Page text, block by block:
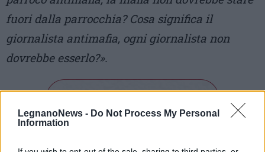
LegnanoNews - Do Not Process My Personal
Information
fuori dalla parrocchia? Cosa significa il
giornalista antimafia, ogni giornalista non
dovrebbe esserlo?».